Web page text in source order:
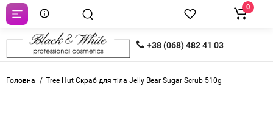
+38 (068) 482 41 03
0
Головна Tree Hut Скраб для тіла Jelly Bear Sugar Scrub 510g